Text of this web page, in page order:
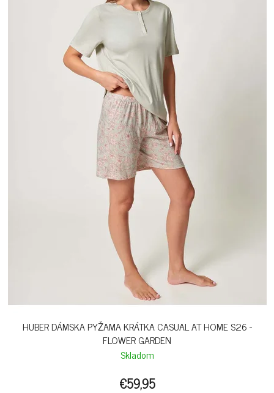
HUBER DÁMSKA PYŽAMA KRÁTKA CASUAL AT HOME S26 -
FLOWER GARDEN
Skladom
€59,95